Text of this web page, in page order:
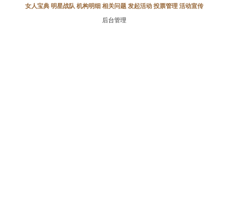
女人宝典 明星战队 机构明细 相关问题 发起活动 投票管理 活动宣传
后台管理